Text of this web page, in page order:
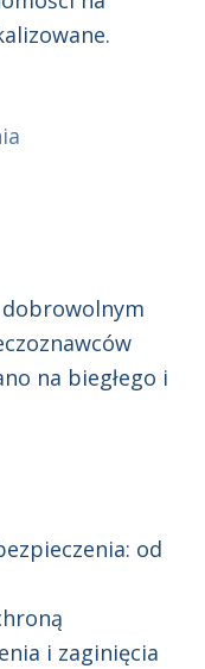
na biegłego i
od
i zaginięcia